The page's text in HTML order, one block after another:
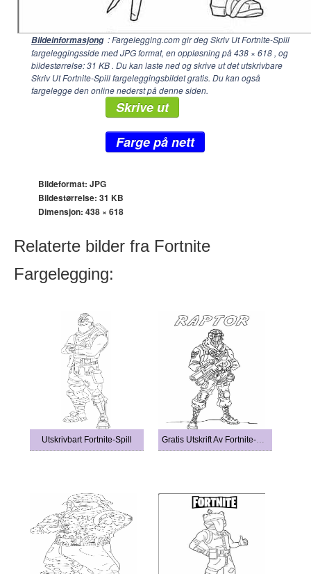
Bildeinformasjong : Fargelegging.com gir deg Skriv Ut Fortnite-Spill
fargeleggingsside med JPG format, en oppløsning på438 × 618 , og
bildestørrelse: 31 KB . Du kan laste ned og skrive ut det utskrivbare
Skriv Ut Fortnite-Spill fargeleggingsbildet gratis. Du kan også
fargelegge den online nederst på denne siden.
Skrive ut
Farge på nett
Bildeformat: JPG
Bildestørrelse: 31 KB
Dimensjon: 438 × 618
Relaterte bilder fra Fortnite
Fargelegging:
Utskrivbart Fortnite-Spill Gratis Utskrift Av Fortnite-Bilde